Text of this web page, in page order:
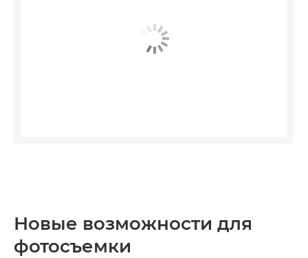
Новые возможности для
фотосъемки